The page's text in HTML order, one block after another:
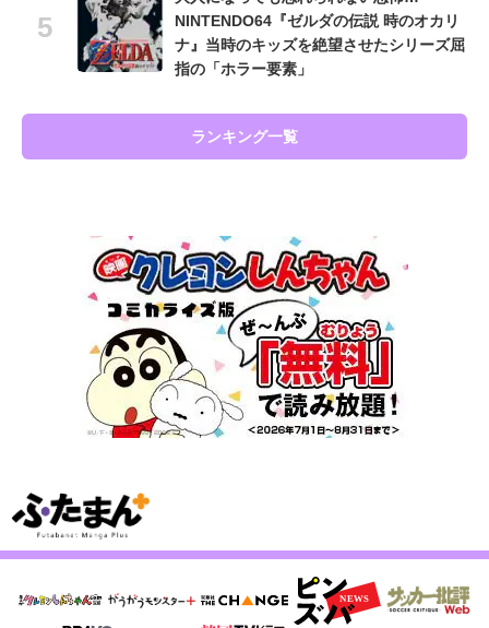
NINTENDO64『ゼルダの伝説 時のオカリ
ナ』当時のキッズを絶望させたシリーズ屈
指の「ホラー要素」
ランキング一覧